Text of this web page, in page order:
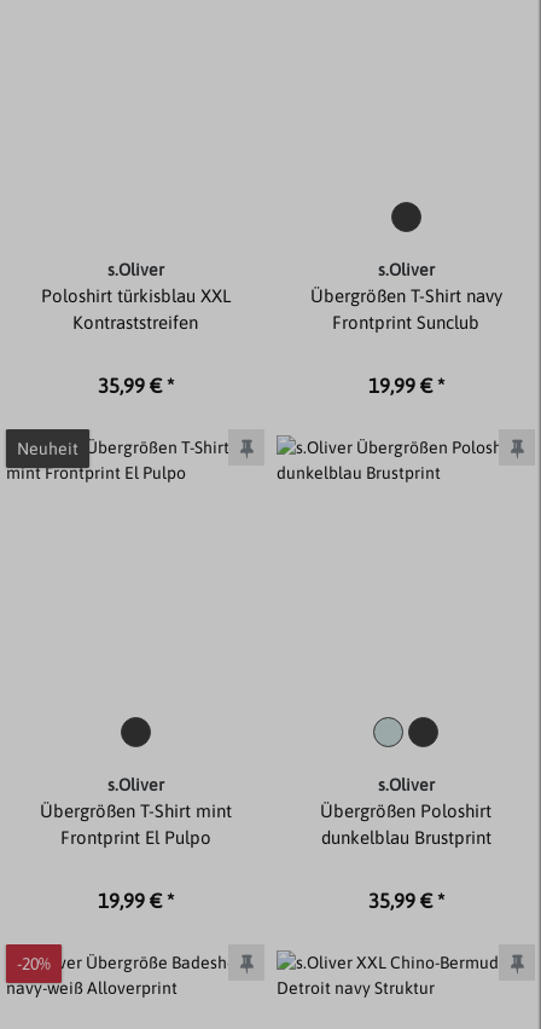
s.Oliver
Poloshirt türkisblau XXL
Kontraststreifen
35,99 € *
s.Oliver
Übergrößen T-Shirt navy
Frontprint Sunclub
19,99 € *
Neuheit
s.Oliver
Übergrößen T-Shirt mint
Frontprint El Pulpo
19,99 € *
s.Oliver
Übergrößen Poloshirt
dunkelblau Brustprint
35,99 € *
-20%